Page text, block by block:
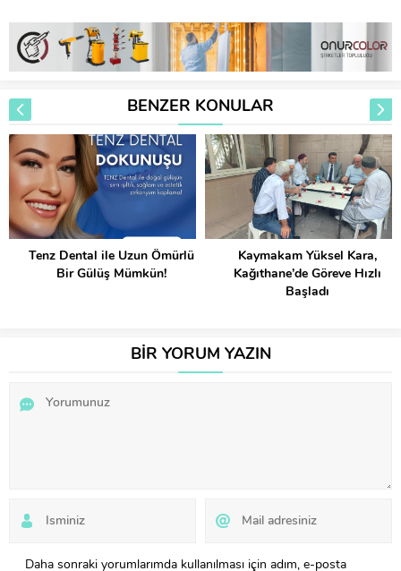
BENZER KONULAR
Tenz Dental ile Uzun Ömürlü
Bir Gülüş Mümkün!
Kaymakam Yüksel Kara,
Kağıthane’de Göreve Hızlı
Başladı
BİR YORUM YAZIN
Daha sonraki yorumlarımda kullanılması için adım, e-posta